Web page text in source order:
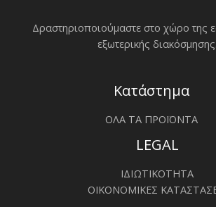
Δραστηριοποιoύμαστε στο χώρο της
εξωτερικής διακόσμησης.
Κατάστημα
ΟΛΑ ΤΑ ΠΡΟΪΟΝΤΑ
LEGAL
ΙΔΙΩΤΙΚΟΤΗΤΑ
ΟΙΚΟΝΟΜΙΚΕΣ